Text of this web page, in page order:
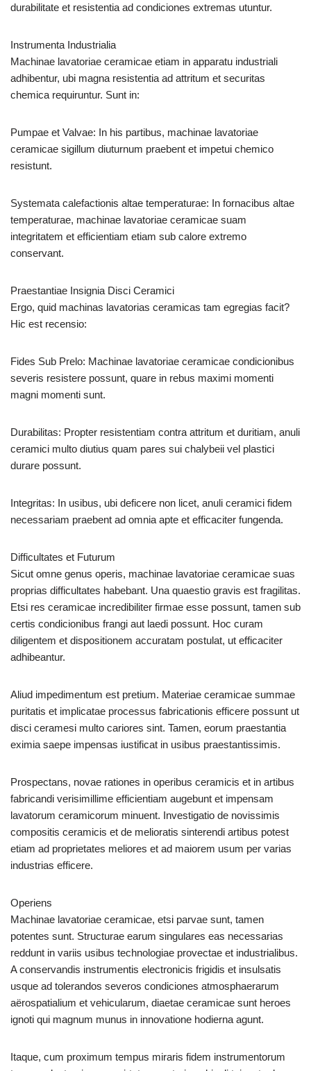
durabilitate et resistentia ad condiciones extremas utuntur.
Instrumenta Industrialia
Machinae lavatoriae ceramicae etiam in apparatu industriali
adhibentur, ubi magna resistentia ad attritum et securitas
chemica requiruntur. Sunt in:
Pumpae et Valvae: In his partibus, machinae lavatoriae
ceramicae sigillum diuturnum praebent et impetui chemico
resistunt.
Systemata calefactionis altae temperaturae: In fornacibus altae
temperaturae, machinae lavatoriae ceramicae suam
integritatem et efficientiam etiam sub calore extremo
conservant.
Praestantiae Insignia Disci Ceramici
Ergo, quid machinas lavatorias ceramicas tam egregias facit?
Hic est recensio:
Fides Sub Prelo: Machinae lavatoriae ceramicae condicionibus
severis resistere possunt, quare in rebus maximi momenti
magni momenti sunt.
Durabilitas: Propter resistentiam contra attritum et duritiam, anuli
ceramici multo diutius quam pares sui chalybeii vel plastici
durare possunt.
Integritas: In usibus, ubi deficere non licet, anuli ceramici fidem
necessariam praebent ad omnia apte et efficaciter fungenda.
Difficultates et Futurum
Sicut omne genus operis, machinae lavatoriae ceramicae suas
proprias difficultates habebant. Una quaestio gravis est fragilitas.
Etsi res ceramicae incredibiliter firmae esse possunt, tamen sub
certis condicionibus frangi aut laedi possunt. Hoc curam
diligentem et dispositionem accuratam postulat, ut efficaciter
adhibeantur.
Aliud impedimentum est pretium. Materiae ceramicae summae
puritatis et implicatae processus fabricationis efficere possunt ut
disci ceramesi multo cariores sint. Tamen, eorum praestantia
eximia saepe impensas iustificat in usibus praestantissimis.
Prospectans, novae rationes in operibus ceramicis et in artibus
fabricandi verisimillime efficientiam augebunt et impensam
lavatorum ceramicorum minuent. Investigatio de novissimis
compositis ceramicis et de melioratis sinterendi artibus potest
etiam ad proprietates meliores et ad maiorem usum per varias
industrias efficere.
Operiens
Machinae lavatoriae ceramicae, etsi parvae sunt, tamen
potentes sunt. Structurae earum singulares eas necessarias
reddunt in variis usibus technologiae provectae et industrialibus.
A conservandis instrumentis electronicis frigidis et insulsatis
usque ad tolerandos severos condiciones atmosphaerarum
aërospatialium et vehicularum, diaetae ceramicae sunt heroes
ignoti qui magnum munus in innovatione hodierna agunt.
Itaque, cum proximum tempus miraris fidem instrumentorum